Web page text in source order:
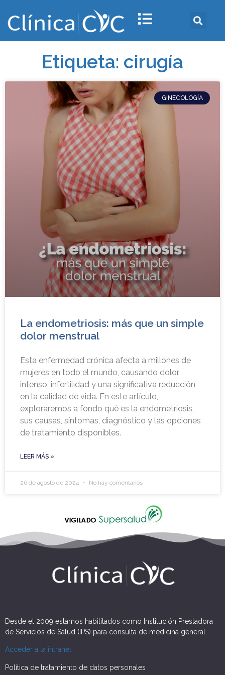
Etiqueta: cirugía
GINECOLOGÍA
La endometriosis: más que un simple
dolor menstrual
Esta enfermedad crónica afecta a millones de
mujeres en todo el mundo, causando dolor
intenso, infertilidad y una significativa reducción
en la calidad de vida. En este artículo,
exploraremos a fondo qué es la endometriosis,
sus causas, síntomas, diagnóstico y las opciones
de tratamiento disponibles.
LEER MÁS »
26 de agosto de 2024 No hay comentarios
Desde el 2009 estamos habilitados como Institución Prestadora
de Servicios de Salud (IPS) para consulta de medicina general.
Acceder a la intranet
Política de tratamiento de datos personales